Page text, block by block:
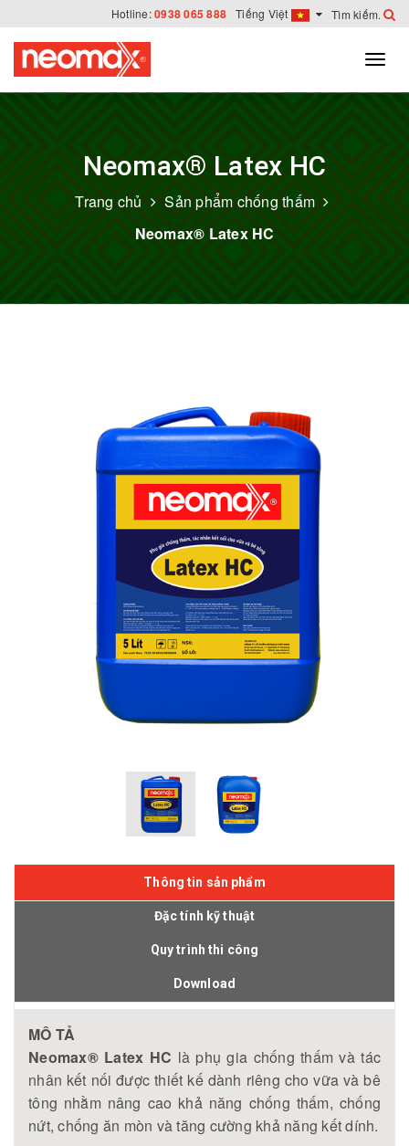
Tiếng Việt
Hotline:0938 065 888
Neomax® Latex HC
Trang chủ
Sản phẩm chống thấm
Neomax® Latex HC
Thông tin sản phẩm
Đặc tính kỹ thuật
Quy trình thi công
Download
MÔ TẢ
Neomax® Latex HC là phụ gia chống thấm và tác
nhân kết nối được thiết kế dành riêng cho vữa và bê
tông nhằm nâng cao khả năng chống thấm, chống
nứt, chống ăn mòn và tăng cường khả năng kết dính.